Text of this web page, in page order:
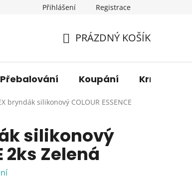
Věrnostní sleva O nás
Přihlášení Registrace
KOŠÍK
PRÁZDNÝ KOŠÍK
Přebalování Koupání Krmení
bryndák silikonový COLOUR ESSENCE
silikonový
2ks Zelená